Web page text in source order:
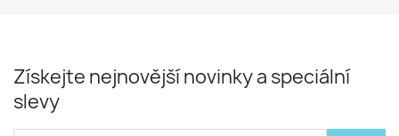
Získejte nejnovější novinky a speciální
slevy